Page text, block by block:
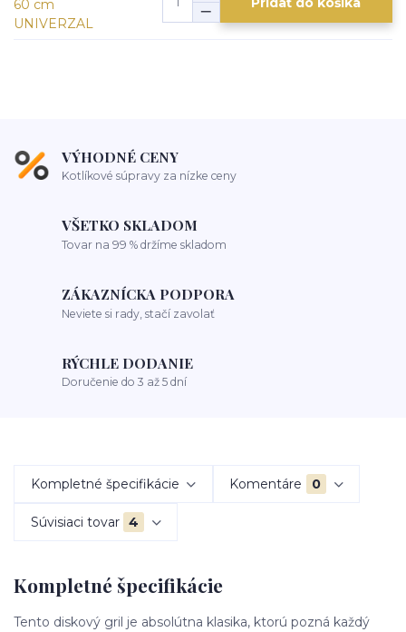
VÝHODNÉ CENY
Kotlíkové súpravy za nízke ceny
VŠETKO SKLADOM
Tovar na 99 % držíme skladom
ZÁKAZNÍCKA PODPORA
Neviete si rady, stačí zavolať
RÝCHLE DODANIE
Doručenie do 3 až 5 dní
Kompletné špecifikácie Komentáre 0
Súvisiaci tovar 4
Kompletné špecifikácie
Tento diskový gril je absolútna klasika, ktorú pozná každý